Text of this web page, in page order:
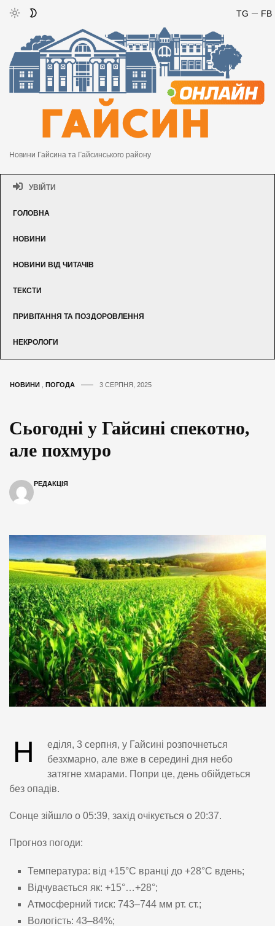
FB
TG
Новини Гайсина та Гайсинського району
УВІЙТИ
ГОЛОВНА
НОВИНИ
НОВИНИ ВІД ЧИТАЧІВ
ТЕКСТИ
ПРИВІТАННЯ ТА ПОЗДОРОВЛЕННЯ
НЕКРОЛОГИ
НОВИНИ ПОГОДА 3 СЕРПНЯ, 2025
Сьогодні у Гайсині спекотно,
але похмуро
РЕДАКЦІЯ
Н
еділя, 3 серпня, у Гайсині розпочнеться
безхмарно, але вже в середині дня небо
затягне хмарами. Попри це, день обійдеться
без опадів.
Сонце зійшло о 05:39, захід очікується о 20:37.
Прогноз погоди:
Температура: від +15°C вранці до +28°C вдень;
Відчувається як: +15°…+28°;
Атмосферний тиск: 743–744 мм рт. ст.;
Вологість: 43–84%;